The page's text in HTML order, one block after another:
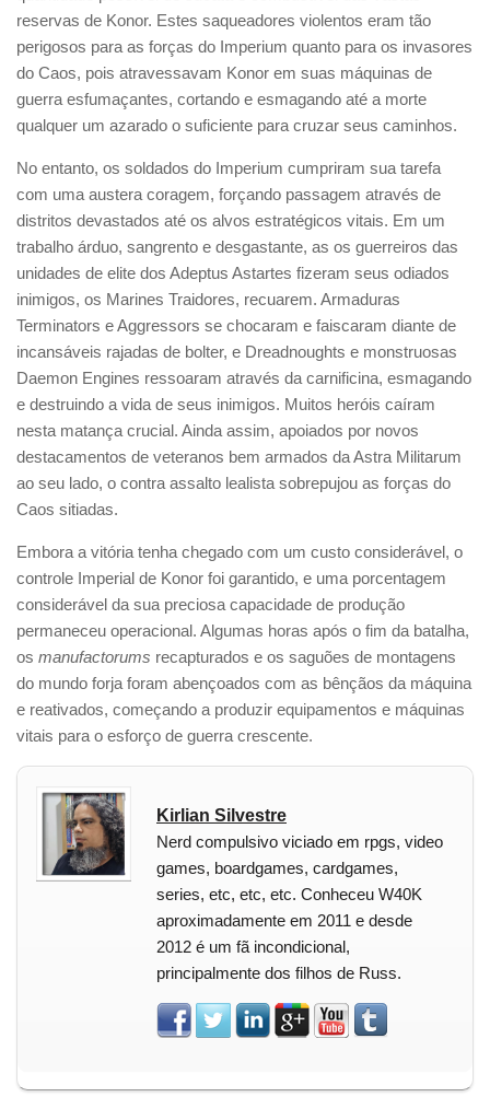
reservas de Konor. Estes saqueadores violentos eram tão
perigosos para as forças do Imperium quanto para os invasores
do Caos, pois atravessavam Konor em suas máquinas de
guerra esfumaçantes, cortando e esmagando até a morte
qualquer um azarado o suficiente para cruzar seus caminhos.
No entanto, os soldados do Imperium cumpriram sua tarefa
com uma austera coragem, forçando passagem através de
distritos devastados até os alvos estratégicos vitais. Em um
trabalho árduo, sangrento e desgastante, as os guerreiros das
unidades de elite dos Adeptus Astartes fizeram seus odiados
inimigos, os Marines Traidores, recuarem. Armaduras
Terminators e Aggressors se chocaram e faiscaram diante de
incansáveis rajadas de bolter, e Dreadnoughts e monstruosas
Daemon Engines ressoaram através da carnificina, esmagando
e destruindo a vida de seus inimigos. Muitos heróis caíram
nesta matança crucial. Ainda assim, apoiados por novos
destacamentos de veteranos bem armados da Astra Militarum
ao seu lado, o contra assalto lealista sobrepujou as forças do
Caos sitiadas.
Embora a vitória tenha chegado com um custo considerável, o
controle Imperial de Konor foi garantido, e uma porcentagem
considerável da sua preciosa capacidade de produção
permaneceu operacional. Algumas horas após o fim da batalha,
os manufactorums recapturados e os saguões de montagens
do mundo forja foram abençoados com as bênçãos da máquina
e reativados, começando a produzir equipamentos e máquinas
vitais para o esforço de guerra crescente.
Kirlian Silvestre
Nerd compulsivo viciado em rpgs, video
games, boardgames, cardgames,
series, etc, etc, etc. Conheceu W40K
aproximadamente em 2011 e desde
2012 é um fã incondicional,
principalmente dos filhos de Russ.